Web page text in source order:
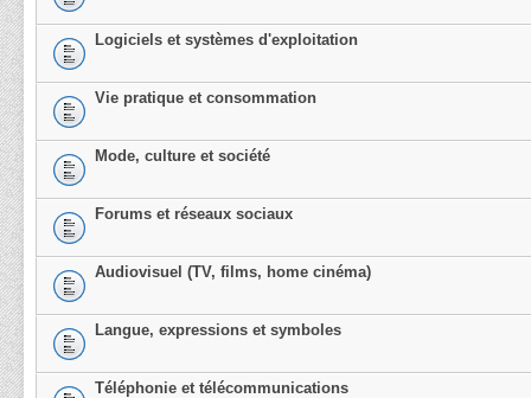
Logiciels et systèmes d'exploitation
Vie pratique et consommation
Mode, culture et société
Forums et réseaux sociaux
Audiovisuel (TV, films, home cinéma)
Langue, expressions et symboles
Téléphonie et télécommunications